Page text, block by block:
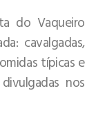
do Vaqueiro
cavalgadas,
típicas e
nos